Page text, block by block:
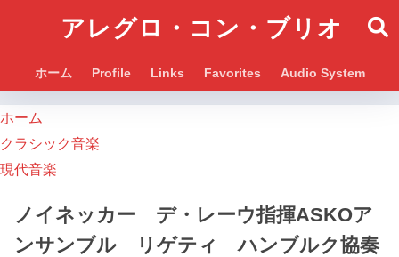
アレグロ・コン・ブリオ
ホーム Profile Links Favorites Audio System
ホーム
クラシック音楽
現代音楽
ノイネッカー デ・レーウ指揮ASKOア
ンサンブル リゲティ ハンブルク協奏